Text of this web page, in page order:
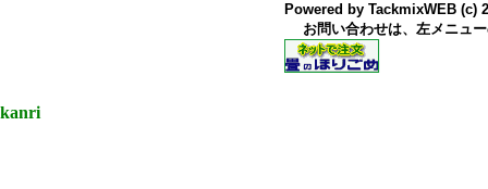
Powered by TackmixWEB (c)
お問い合わせは、左メニュー
kanri